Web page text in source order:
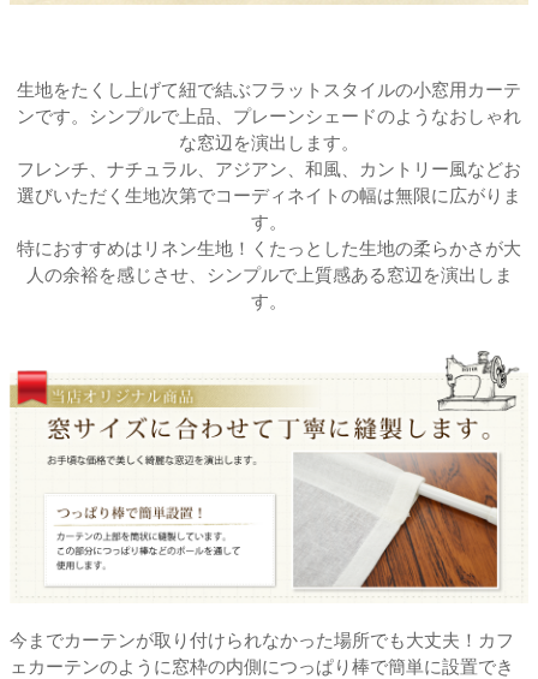
生地をたくし上げて紐で結ぶフラットスタイルの小窓用カーテ
ンです。シンプルで上品、プレーンシェードのようなおしゃれ
な窓辺を演出します。
フレンチ、ナチュラル、アジアン、和風、カントリー風などお
選びいただく生地次第でコーディネイトの幅は無限に広がりま
す。
特におすすめはリネン生地！くたっとした生地の柔らかさが大
人の余裕を感じさせ、シンプルで上質感ある窓辺を演出しま
す。
今までカーテンが取り付けられなかった場所でも大丈夫！カフ
ェカーテンのように窓枠の内側につっぱり棒で簡単に設置でき